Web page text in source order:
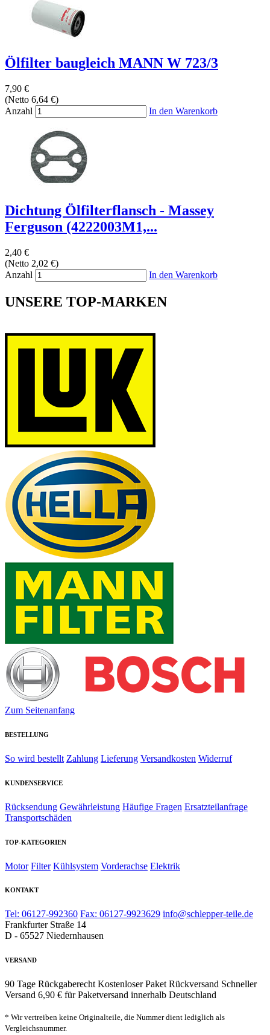
Ölfilter baugleich MANN W 723/3
7,90 €
(Netto 6,64 €)
Anzahl
In den Warenkorb
Dichtung Ölfilterflansch - Massey
Ferguson (4222003M1,...
2,40 €
(Netto 2,02 €)
Anzahl
In den Warenkorb
UNSERE TOP-MARKEN
Zum Seitenanfang
BESTELLUNG
So wird bestellt Zahlung Lieferung Versandkosten Widerruf
KUNDENSERVICE
Rücksendung Gewährleistung Häufige Fragen Ersatzteilanfrage
Transportschäden
TOP-KATEGORIEN
Motor Filter Kühlsystem Vorderachse Elektrik
KONTAKT
Tel: 06127-992360 Fax: 06127-9923629 info@schlepper-teile.de
Frankfurter Straße 14
D - 65527 Niedernhausen
VERSAND
90 Tage Rückgaberecht Kostenloser Paket Rückversand Schneller
Versand 6,90 € für Paketversand innerhalb Deutschland
* Wir vertreiben keine Originalteile, die Nummer dient lediglich als
Vergleichsnummer.